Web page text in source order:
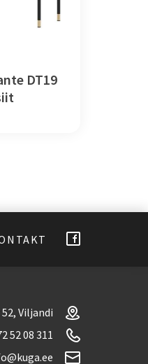
DT19
Viljandi
52 08 311